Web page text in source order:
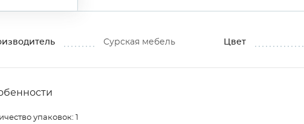
Сурская мебель Цвет
упаковок: 1